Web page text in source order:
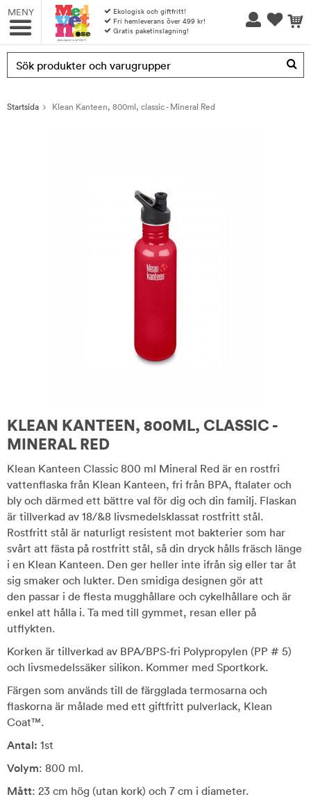
MENY
Ekologisk och giftfritt!
Fri hemleverans över 499 kr!
Gratis paketinslagning!
Produkten har blivit tillagd i varukorgen
Startsida Klean Kanteen, 800ml, classic - Mineral Red
KLEAN KANTEEN, 800ML, CLASSIC -
MINERAL RED
Klean Kanteen Classic 800 ml Mineral Red är en rostfri
vattenflaska från Klean Kanteen, fri från BPA, ftalater och
bly och därmed ett bättre val för dig och din familj. Flaskan
är tillverkad av 18/&8 livsmedelsklassat rostfritt stål.
Rostfritt stål är naturligt resistent mot bakterier som har
svårt att fästa på rostfritt stål, så din dryck hålls fräsch länge
i en Klean Kanteen. Den ger heller inte ifrån sig eller tar åt
sig smaker och lukter. Den smidiga designen gör att
den passar i de flesta mugghållare och cykelhållare och är
enkel att hålla i. Ta med till gymmet, resan eller på
utflykten.
Korken är tillverkad av BPA/BPS-fri Polypropylen (PP # 5)
och livsmedelssäker silikon. Kommer med Sportkork.
Färgen som används till de färgglada termosarna och
flaskorna är målade med ett giftfritt pulverlack, Klean
Coat™.
Antal: 1st
Volym: 800 ml.
Mått: 23 cm hög (utan kork) och 7 cm i diameter.